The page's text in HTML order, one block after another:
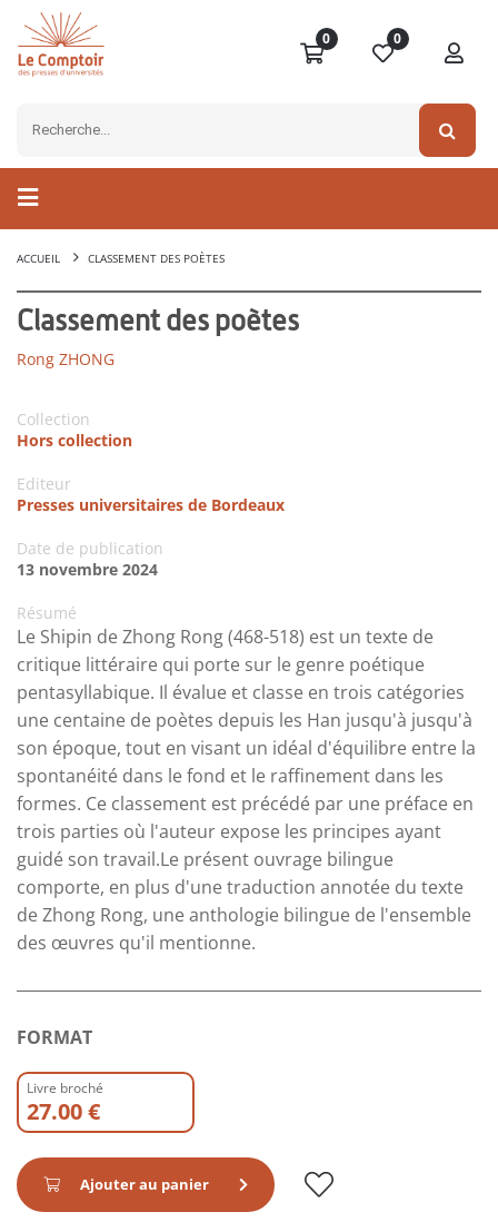
0 0
ACCUEIL CLASSEMENT DES POÈTES
Classement des poètes
Rong ZHONG
Collection
Hors collection
Editeur
Presses universitaires de Bordeaux
Date de publication
13 novembre 2024
Résumé
Le Shipin de Zhong Rong (468-518) est un texte de
critique littéraire qui porte sur le genre poétique
pentasyllabique. Il évalue et classe en trois catégories
une centaine de poètes depuis les Han jusqu'à jusqu'à
son époque, tout en visant un idéal d'équilibre entre la
spontanéité dans le fond et le raffinement dans les
formes. Ce classement est précédé par une préface en
trois parties où l'auteur expose les principes ayant
guidé son travail.Le présent ouvrage bilingue
comporte, en plus d'une traduction annotée du texte
de Zhong Rong, une anthologie bilingue de l'ensemble
des œuvres qu'il mentionne.
FORMAT
Livre broché
27.00 €
Ajouter au panier